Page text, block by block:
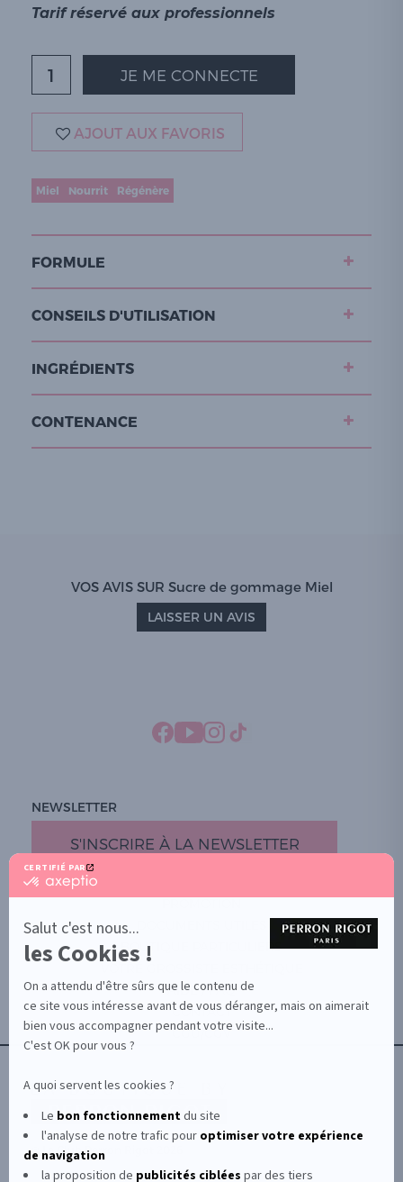
CERTIFIÉ PAR
certifié
En
savoir
plus
sur
Axeptio
Salut c'est nous...
les Cookies !
On a attendu d'être sûrs que le contenu de
ce site vous intéresse avant de vous déranger, mais on aimerait
bien vous accompagner pendant votre visite...
C'est OK pour vous ?
A quoi servent les cookies ?
Le bon fonctionnementdu site
l'analyse de notre trafic pour optimiservotre expérience
de navigation
la proposition de publicités ciblées par des tiers
Tarif réservé aux professionnels
JE ME CONNECTE
AJOUT AUX FAVORIS
Miel Nourrit Régénère
FORMULE
CONSEILS D'UTILISATION
INGRÉDIENTS
CONTENANCE
VOS AVIS SUR Sucre de gommage Miel
LAISSER UN AVIS
NEWSLETTER
S'INSCRIRE À LA NEWSLETTER
BOUTIQUE PARTICULIERS
AIDE / FAQ
CONTACT
CGU/CGV
© Le Club Perron Rigot 2026